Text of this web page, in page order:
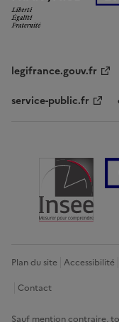
legifrance.gouv.fr
service-public.fr
Plan du site Accessibilité
Contact
Sauf mention contraire,